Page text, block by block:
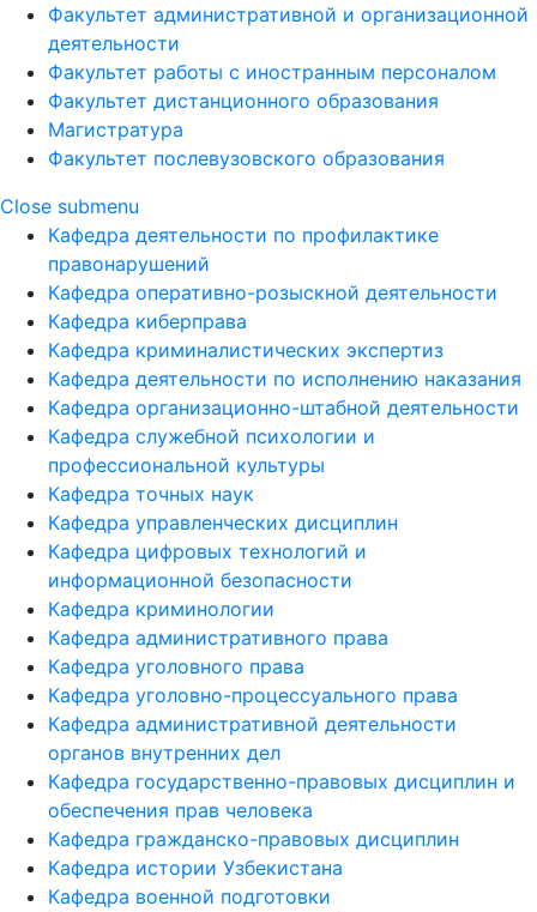
Факультет административной и организационной
деятельности
Факультет работы с иностранным персоналом
Факультет дистанционного образования
Магистратура
Факультет послевузовского образования
Close submenu
Кафедра деятельности по профилактике
правонарушений
Кафедра оперативно-розыскной деятельности
Кафедра киберправа
Кафедра криминалистических экспертиз
Кафедра деятельности по исполнению наказания
Кафедра организационно-штабной деятельности
Кафедра служебной психологии и
профессиональной культуры
Кафедра точных наук
Кафедра управленческих дисциплин
Кафедра цифровых технологий и
информационной безопасности
Кафедра криминологии
Кафедра административного права
Кафедра уголовного права
Кафедра уголовно-процессуального права
Кафедра административной деятельности
органов внутренних дел
Кафедра государственно-правовых дисциплин и
обеспечения прав человека
Кафедра гражданско-правовых дисциплин
Кафедра истории Узбекистана
Кафедра военной подготовки